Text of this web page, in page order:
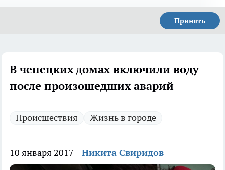
Принять
В чепецких домах включили воду
после произошедших аварий
Происшествия Жизнь в городе
10 января 2017 Никита Свиридов